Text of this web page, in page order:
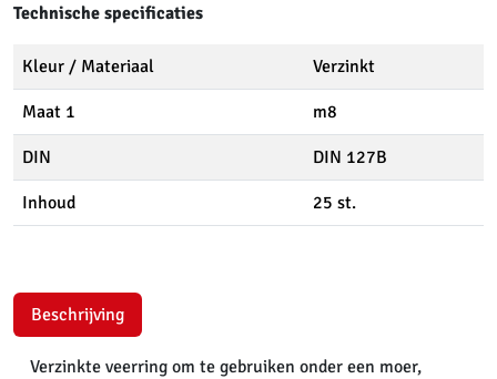
Technische specificaties
Kleur / Materiaal Verzinkt
Maat 1 m8
DIN DIN 127B
Inhoud 25 st.
Beschrijving
Verzinkte veerring om te gebruiken onder een moer,